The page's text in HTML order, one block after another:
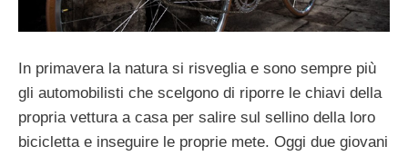
In primavera la natura si risveglia e sono sempre più
gli automobilisti che scelgono di riporre le chiavi della
propria vettura a casa per salire sul sellino della loro
bicicletta e inseguire le proprie mete. Oggi due giovani